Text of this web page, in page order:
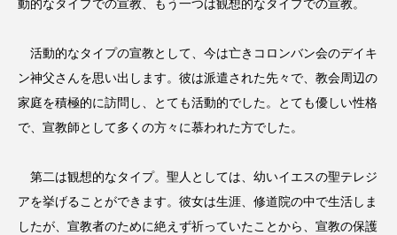
動的なタイプでの宣教、もう一つは観想的なタイプでの宣教。
活動的なタイプの宣教として、今は亡きコロンバン会のデイキ
ン神父さんを思い出します。彼は派遣された先々で、教会周辺の
家庭を積極的に訪問し、とても活動的でした。とても優しい性格
で、宣教師として多くの方々に慕われた方でした。
第二は観想的なタイプ。聖人としては、幼いイエスの聖テレジ
アを挙げることができます。彼女は生涯、修道院の中で生活しま
したが、宣教者のために絶えず祈っていたことから、宣教の保護